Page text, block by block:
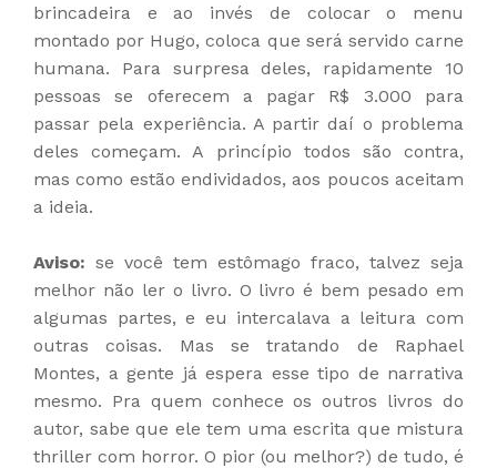
brincadeira e ao invés de colocar o menu
montado por Hugo, coloca que será servido carne
humana. Para surpresa deles, rapidamente 10
pessoas se oferecem a pagar R$ 3.000 para
passar pela experiência. A partir daí o problema
deles começam. A princípio todos são contra,
mas como estão endividados, aos poucos aceitam
a ideia.
Aviso: se você tem estômago fraco, talvez seja
melhor não ler o livro. O livro é bem pesado em
algumas partes, e eu intercalava a leitura com
outras coisas. Mas se tratando de Raphael
Montes, a gente já espera esse tipo de narrativa
mesmo. Pra quem conhece os outros livros do
autor, sabe que ele tem uma escrita que mistura
thriller com horror. O pior (ou melhor?) de tudo, é